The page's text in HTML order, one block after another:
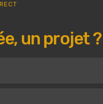
un projet ?